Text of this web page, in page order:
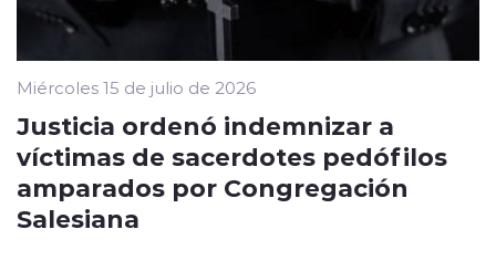
Miércoles 15 de julio de 2026
Justicia ordenó indemnizar a
víctimas de sacerdotes pedófilos
amparados por Congregación
Salesiana